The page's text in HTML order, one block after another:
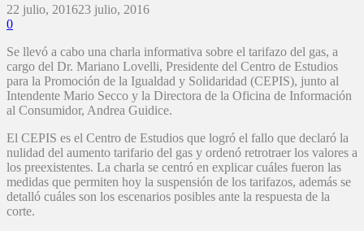
22 julio, 201623 julio, 2016
0
Se llevó a cabo una charla informativa sobre el tarifazo del gas, a
cargo del Dr. Mariano Lovelli, Presidente del Centro de Estudios
para la Promoción de la Igualdad y Solidaridad (CEPIS), junto al
Intendente Mario Secco y la Directora de la Oficina de Información
al Consumidor, Andrea Guidice.
El CEPIS es el Centro de Estudios que logró el fallo que declaró la
nulidad del aumento tarifario del gas y ordenó retrotraer los valores a
los preexistentes. La charla se centró en explicar cuáles fueron las
medidas que permiten hoy la suspensión de los tarifazos, además se
detalló cuáles son los escenarios posibles ante la respuesta de la
corte.